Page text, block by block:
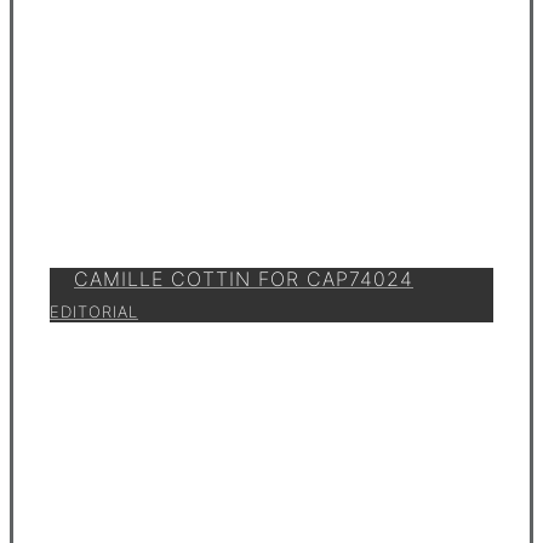
CAMILLE COTTIN FOR CAP74024
EDITORIAL